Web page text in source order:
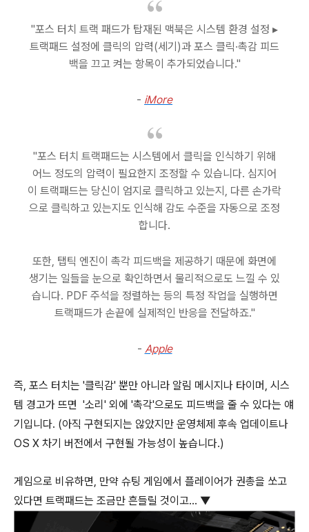
"포스 터치 트랙 패드가 탑재된 맥북은 시스템 환경 설정 ▸
트랙패드 설정에 클릭의 압력(세기)과 포스 클릭∙촉감 피드
백을 끄고 켜는 항목이 추가되었습니다."
- iMore
"포스 터치 트랙패드는 시스템에서 클릭을 인식하기 위해
어느 정도의 압력이 필요한지 조정할 수 있습니다. 심지어
이 트랙패드는 당신이 엄지로 클릭하고 있는지, 다른 손가락
으로 클릭하고 있는지도 인식해 감도 수준을 자동으로 조정
합니다.
또한, 탭틱 엔진이 촉각 피드백을 제공하기 때문에 화면에
생기는 일들을 눈으로 확인하면서 물리적으로도 느낄 수 있
습니다. PDF 주석을 정렬하는 등의 특정 작업을 실행하면
트랙패드가 손끝에 실제적인 반응을 전달하죠."
- Apple
즉, 포스 터치는 '클릭감' 뿐만 아니라 알림 메시지나 타이머, 시스
템 경고가 뜨면 '소리' 외에 '촉각'으로도 피드백을 줄 수 있다는 얘
기입니다. (아직 구현되지는 않았지만 운영체제 후속 업데이트나
OS X 차기 버전에서 구현될 가능성이 높습니다.)
게임으로 비유하면, 만약 슈팅 게임에서 플레이어가 권총을 쏘고
있다면 트랙패드는 조금만 흔들릴 것이고... ▼